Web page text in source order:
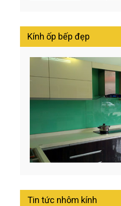
Kính ốp bếp đẹp
Tin tức nhôm kính